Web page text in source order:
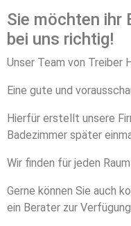
Sie möchten ihr
bei uns richtig!
Unser Team von Treiber
Eine gute und
Hierfür erstellt unsere
Badezimmer später
Wir finden für jeden
Gerne können Sie auch
ein Berater zur